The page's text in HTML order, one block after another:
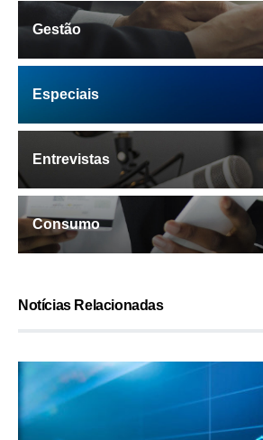
Gestão
Especiais
Entrevistas
Consumo
Notícias Relacionadas